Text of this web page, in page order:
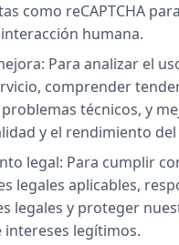
como reCAPTCHA para
humana.
Para analizar el
comprender
técnicos, y
y el rendimiento
legal: Para cumplir
legales aplicables,
legales y proteger
intereses legítimos.